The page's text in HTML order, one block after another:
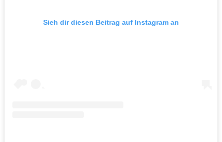
Sieh dir diesen Beitrag auf Instagram an